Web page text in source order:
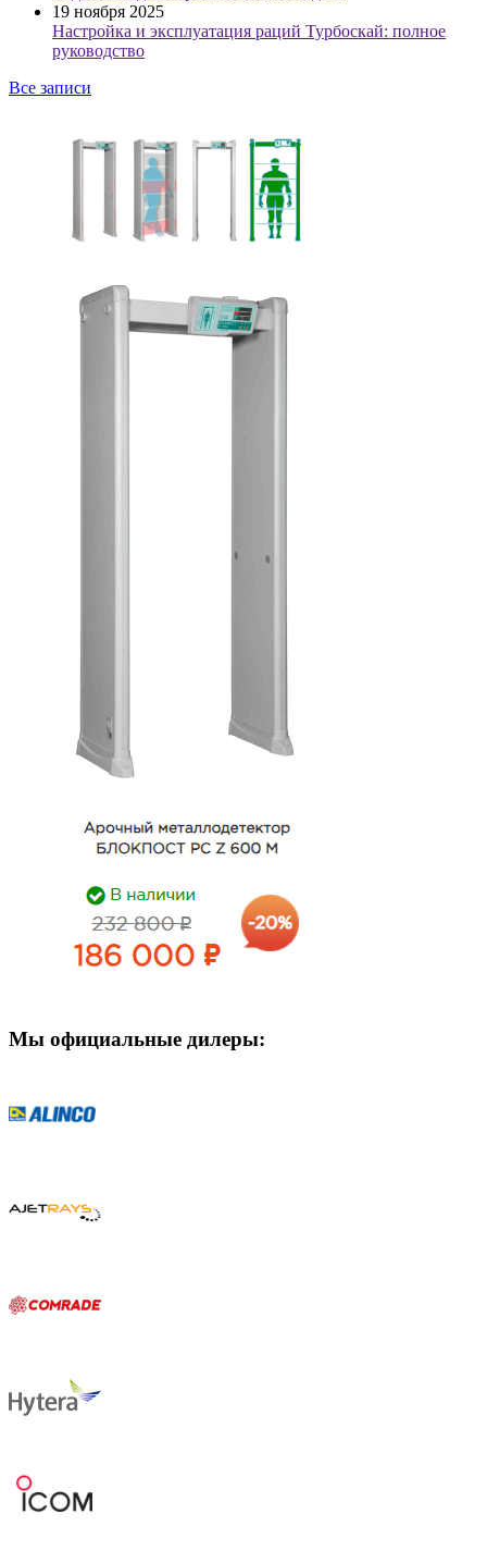
19 ноября 2025
Настройка и эксплуатация раций Турбоскай: полное
руководство
Все записи
Мы официальные дилеры: